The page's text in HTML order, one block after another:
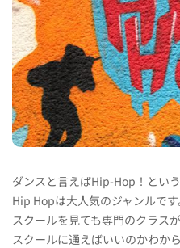
ダンスと言えばHip-Hop！とい
Hip Hopは大人気のジャンルで
スクールを見ても専門のクラス
スクールに通えばいいのかわか